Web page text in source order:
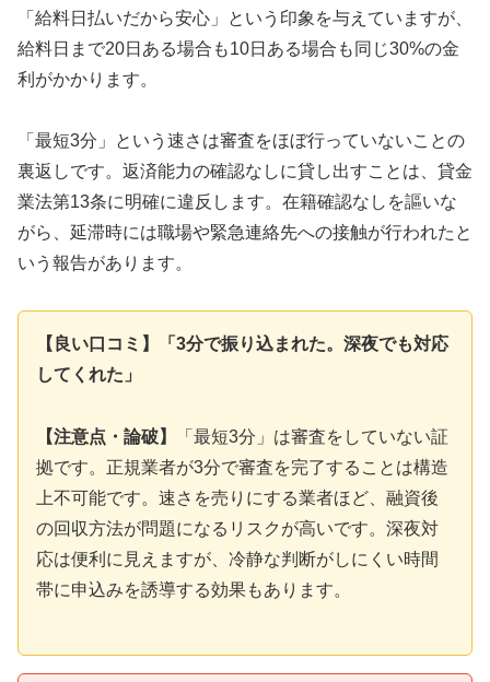
「給料日払いだから安心」という印象を与えていますが、
給料日まで20日ある場合も10日ある場合も同じ30%の金
利がかかります。
「最短3分」という速さは審査をほぼ行っていないことの
裏返しです。返済能力の確認なしに貸し出すことは、貸金
業法第13条に明確に違反します。在籍確認なしを謳いな
がら、延滞時には職場や緊急連絡先への接触が行われたと
いう報告があります。
【良い口コミ】「3分で振り込まれた。深夜でも対応
してくれた」
【注意点・論破】
「最短3分」は審査をしていない証
拠です。正規業者が3分で審査を完了することは構造
上不可能です。速さを売りにする業者ほど、融資後
の回収方法が問題になるリスクが高いです。深夜対
応は便利に見えますが、冷静な判断がしにくい時間
帯に申込みを誘導する効果もあります。